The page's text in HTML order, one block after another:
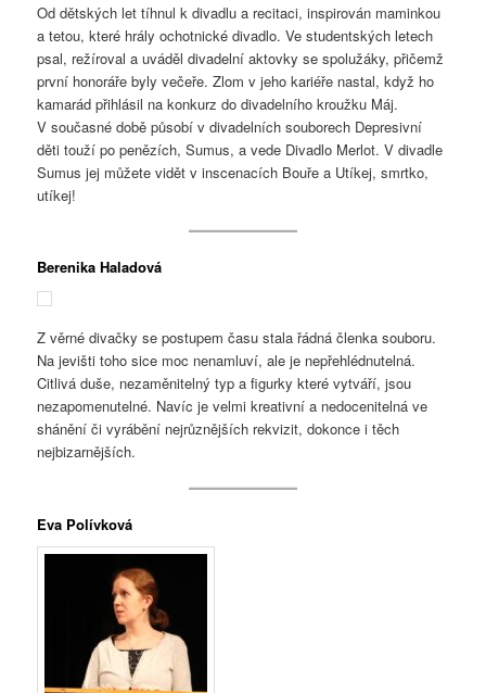
Od dětských let tíhnul k divadlu a recitaci, inspirován maminkou
a tetou, které hrály ochotnické divadlo. Ve studentských letech
psal, režíroval a uváděl divadelní aktovky se spolužáky, přičemž
první honoráře byly večeře. Zlom v jeho kariéře nastal, když ho
kamarád přihlásil na konkurz do divadelního kroužku Máj.
V současné době působí v divadelních souborech Depresivní
děti touží po penězích, Sumus, a vede Divadlo Merlot. V divadle
Sumus jej můžete vidět v inscenacích Bouře a Utíkej, smrtko,
utíkej!
Berenika Haladová
Z věrné divačky se postupem času stala řádná členka souboru.
Na jevišti toho sice moc nenamluví, ale je nepřehlédnutelná.
Citlivá duše, nezaměnitelný typ a figurky které vytváří, jsou
nezapomenutelné. Navíc je velmi kreativní a nedocenitelná ve
shánění či vyrábění nejrůznějších rekvizit, dokonce i těch
nejbizarnějších.
Eva Polívková